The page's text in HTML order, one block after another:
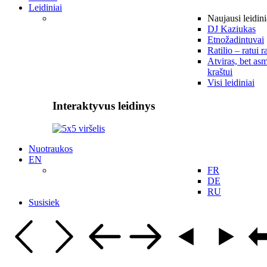
Leidiniai
Naujausi
DJ Kaziukas
Etnožadintuvai
Ratilio – ratui
Atviras, bet
kraštui
Visi leidiniai
Interaktyvus leidinys
Nuotraukos
EN
FR
DE
RU
Susisiek